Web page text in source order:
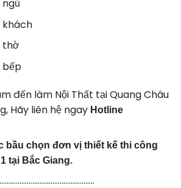
khách
thờ
bếp
đến làm Nội Thất tại Quang Châu
Hãy liên hệ ngay Hotline
bầu chọn đơn vị thiết kế thi công
tại Bắc Giang.